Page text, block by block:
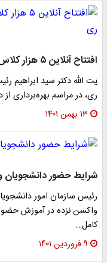
افتتاح آنلاین ۵ هزار کلاس درس با دستور رئیسی در فشافویه ری
یت الله دکتر سید ابراهیم
ری، در مراسم بهره‌برداری
۱۳ بهمن ۱۴۰۱
شرایط حضور
رئیس سازمان امور
واکسن نزده در آموزش
کامل…
۹ فروردین ۱۴۰۱